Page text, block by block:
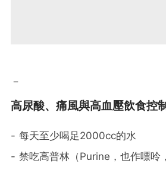
－
高尿酸、痛風與高血壓飲食控制
- 每天至少喝足2000cc的水
- 禁吃高普林（Purine，也作嘌呤